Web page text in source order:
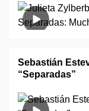
Sebastián
“Separadas”